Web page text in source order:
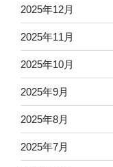
2025年12月
2025年11月
2025年10月
2025年9月
2025年8月
2025年7月